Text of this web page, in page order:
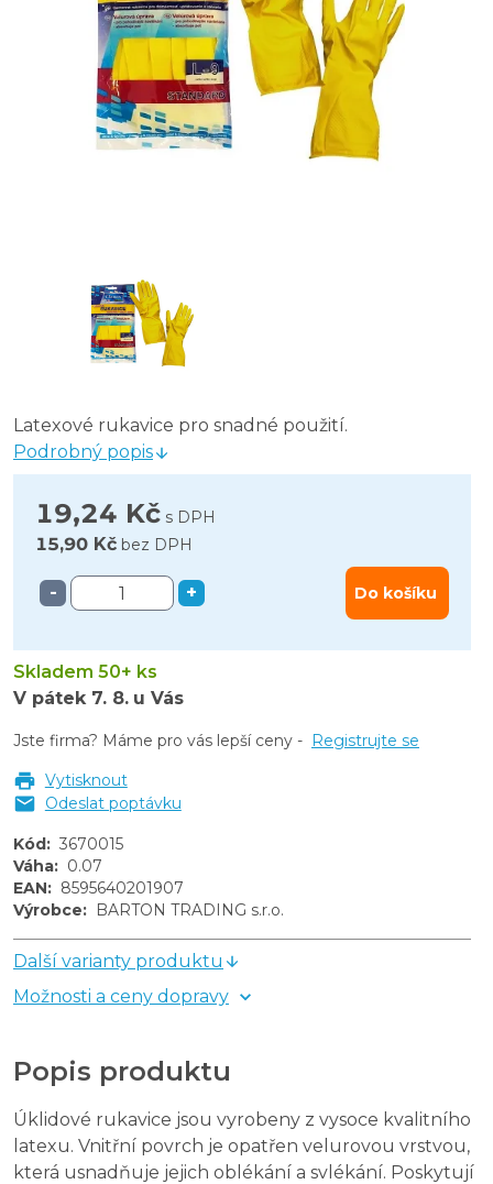
Latexové rukavice pro snadné použití.
Podrobný popis
19,24 Kč s DPH
15,90 Kč bez DPH
- + Do košíku
Skladem 50+ ks
V pátek 7. 8. u Vás
Jste firma? Máme pro vás lepší ceny - Registrujte se
Vytisknout
Odeslat poptávku
Kód: 3670015
Váha: 0.07
EAN: 8595640201907
Výrobce: BARTON TRADING s.r.o.
Další varianty produktu
Možnosti a ceny dopravy
Popis produktu
Úklidové rukavice jsou vyrobeny z vysoce kvalitního
latexu. Vnitřní povrch je opatřen velurovou vrstvou,
která usnadňuje jejich oblékání a svlékání. Poskytují